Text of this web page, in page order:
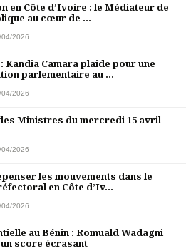
en Côte d’Ivoire : le Médiateur de
au cœur de ...
04/2026
: Kandia Camara plaide pour une
parlementaire au ...
04/2026
Ministres du mercredi 15 avril
04/2026
les mouvements dans le
en Côte d’Iv...
04/2026
au Bénin : Romuald Wadagni
score écrasant